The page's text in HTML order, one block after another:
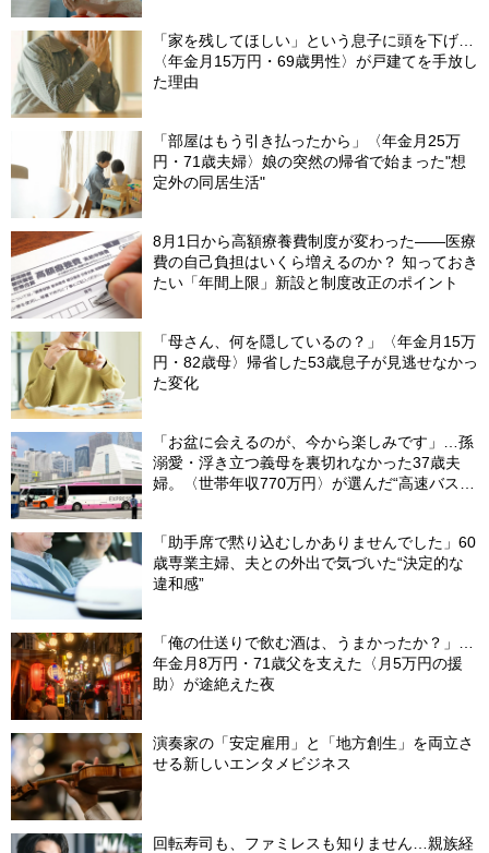
「家を残してほしい」という息子に頭を下げ…
〈年金月15万円・69歳男性〉が戸建てを手放し
た理由
「部屋はもう引き払ったから」〈年金月25万
円・71歳夫婦〉娘の突然の帰省で始まった"想
定外の同居生活"
8月1日から高額療養費制度が変わった――医療
費の自己負担はいくら増えるのか？ 知っておき
たい「年間上限」新設と制度改正のポイント
「母さん、何を隠しているの？」〈年金月15万
円・82歳母〉帰省した53歳息子が見逃せなかっ
た変化
「お盆に会えるのが、今から楽しみです」…孫
溺愛・浮き立つ義母を裏切れなかった37歳夫
婦。〈世帯年収770万円〉が選んだ“高速バス帰
「助手席で黙り込むしかありませんでした」60
歳専業主婦、夫との外出で気づいた“決定的な
違和感”
「俺の仕送りで飲む酒は、うまかったか？」…
年金月8万円・71歳父を支えた〈月5万円の援
助〉が途絶えた夜
演奏家の「安定雇用」と「地方創生」を両立さ
せる新しいエンタメビジネス
回転寿司も、ファミレスも知りません…親族経